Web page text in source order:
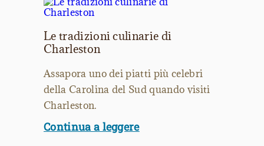
Le tradizioni culinarie di
Charleston
Assapora uno dei piatti più celebri
della Carolina del Sud quando visiti
Charleston.
Continua a leggere